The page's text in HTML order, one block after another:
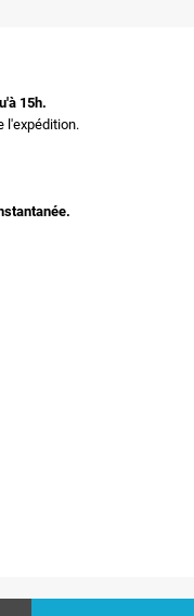
15h.
l'expédition.